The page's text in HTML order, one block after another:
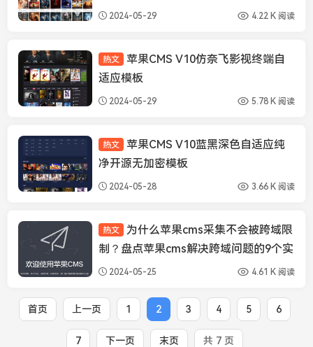
2024-05-29 4.22 K 阅读
苹果CMS模板
热文
苹果CMS V10仿奈飞影视终端自
适应模板
2024-05-29 5.78 K 阅读
苹果CMS模板
热文
苹果CMS V10蓝黑深色自适应纯
净开源无加密模板
2024-05-28 3.66 K 阅读
苹果CMS经验
热文
为什么苹果cms采集不会被跨域限
制？盘点苹果cms解决跨域问题的9个实
用方案
2024-05-25 4.61 K 阅读
首页 上一页 1 2 3 4 5 6
7 下一页 末页 共 7 页